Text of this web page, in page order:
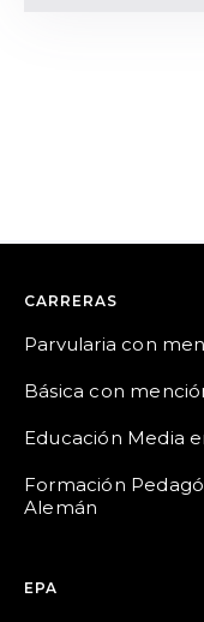
CARRERAS
Parvularia con
Básica con
Educación Media
Formación
Alemán
EPA